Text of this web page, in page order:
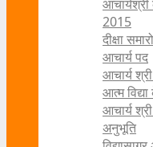
2015
दीक्षा
आचार्य पद
आचार्य
आत्म
आचार्य
अनुभूति